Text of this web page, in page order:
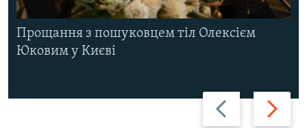
Назад Вперед
Прощання з пошуковцем тіл Олексієм
Юковим у Києві